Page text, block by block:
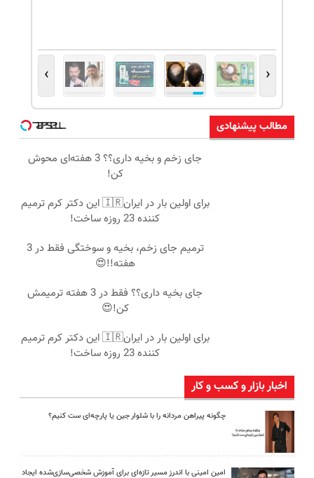
‹
›
مطالب پیشنهادی
جای زخم و بخیه داری؟؟ 3 هفته‌ای محوش
کن!
برای اولین بار در ایران🇮🇷 این دکتر کرم ترمیم
کننده 23 روزه ساخت!
ترمیم جای زخم، بخیه و سوختگی فقط در 3
هفته!!😍
جای بخیه داری؟؟ فقط در 3 هفته ترمیمش
کن!😍
برای اولین بار در ایران🇮🇷 این دکتر کرم ترمیم
کننده 23 روزه ساخت!
اخبار بازار و کسب و کار
چگونه پیراهن مردانه را با شلوار جین یا پارچه‌ای ست کنیم؟
امین امینی با اندرز مسیر تازه‌ای برای آموزش شخصی‌سازی‌شده ایجاد